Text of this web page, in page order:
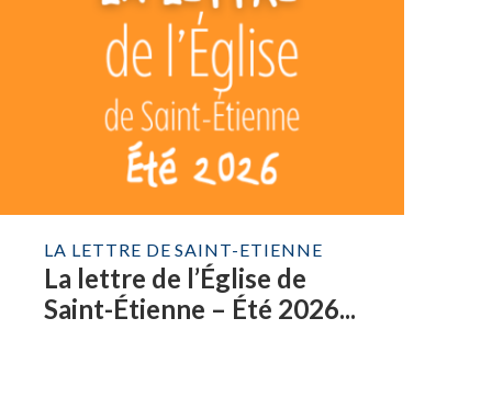
LA LETTRE DE SAINT-ETIENNE
La lettre de l’Église de
Saint-Étienne – Été 2026...